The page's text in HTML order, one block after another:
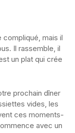
compliqué, mais il
Il rassemble, il
un plat qui crée
prochain dîner
vides, les
ces moments-
avec un